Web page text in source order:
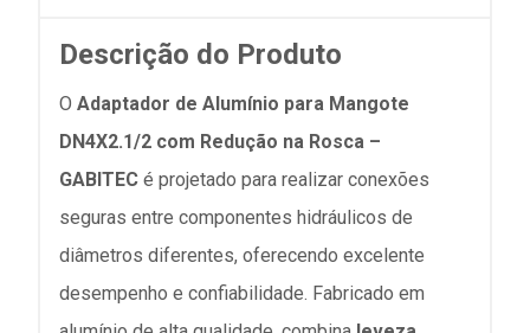
Descrição do Produto
O Adaptador de Alumínio para Mangote
DN4X2.1/2 com Redução na Rosca –
GABITEC é projetado para realizar conexões
seguras entre componentes hidráulicos de
diâmetros diferentes, oferecendo excelente
desempenho e confiabilidade. Fabricado em